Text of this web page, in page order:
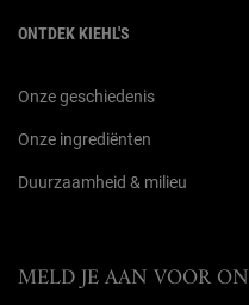
ONTDEK KIEHL'S
Onze geschiedenis
Onze ingrediënten
Duurzaamheid & milieu
MELD JE AAN VOOR